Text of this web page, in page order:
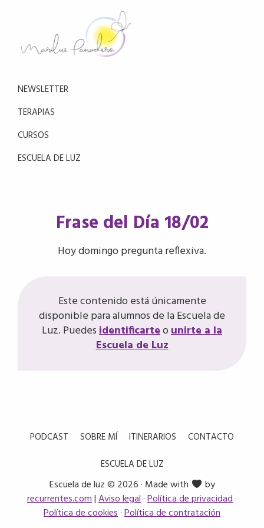
navegación
principal
a
reducir
el
estrés
con
la
NEWSLETTER
TERAPIAS
CURSOS
ESCUELA DE LUZ
Frase del Día 18/02
Hoy domingo pregunta reflexiva.
Este contenido está únicamente
disponible para alumnos de la Escuela de
Luz. Puedesidentificarteounirte a la
Escuela de Luz
PODCAST SOBRE MÍ ITINERARIOS
CONTACTO
ESCUELA DE LUZ
Escuela de luz © 2026 · Made with
by
recurrentes.com|Aviso legal·Política de privacidad·
Política de cookies·Política de contratación